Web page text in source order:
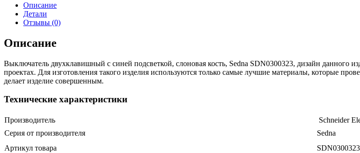
Описание
Детали
Отзывы (0)
Описание
Выключатель двухклавишный с синей подсветкой, слоновая кость, Sedna SDN0300323, дизайн данного
проектах. Для изготовления такого изделия используются только самые лучшие материалы, которые
делает изделие совершенным.
Технические характеристики
Производитель
Schneider
Серия от производителя
Sedna
Артикул товара
SDN0300323